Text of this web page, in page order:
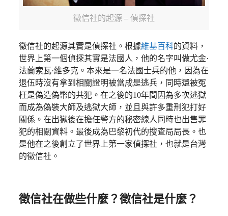
徵信社的起源 – 偵探社
徵信社的起源其實是偵探社。根據維基百科的資料，
世界上第一個偵探其實是法國人，他的名字叫做尤金·
法蘭索瓦·維多克。本來是一名法國士兵的他，因為在
退伍時沒有拿到相關證明被當成是逃兵，同時還被冤
枉是偽造偽幣的共犯。在之後的10年間因為多次逃獄
而成為偽裝大師及逃獄大師，並且與許多重刑犯打好
關係。在出獄後在擔任警方的秘密線人同時也出售罪
犯的相關資料。最後成為巴黎初代的搜查局局長。也
是他在之後創立了世界上第一家偵探社，也就是台灣
的徵信社。
徵信社在做些什麼？徵信社是什麼？